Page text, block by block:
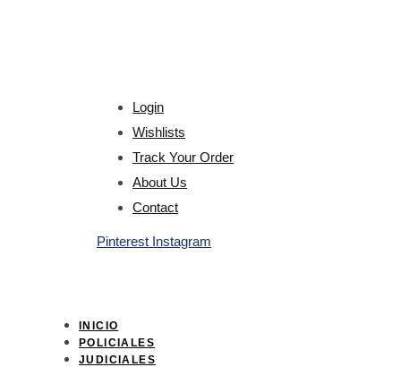
Login
Wishlists
Track Your Order
About Us
Contact
Pinterest Instagram
INICIO
POLICIALES
JUDICIALES